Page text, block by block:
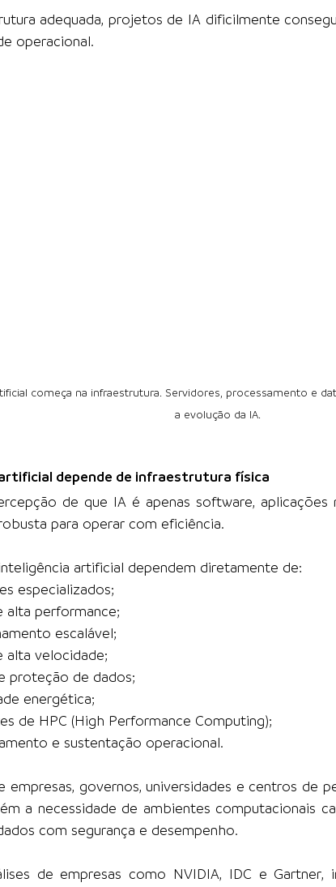
adequada, projetos de IA dificilmente
operacional.
começa na infraestrutura. Servidores, processamento e
a evolução da IA.
depende de infraestrutura física
de que IA é apenas software, aplicações
para operar com eficiência.
artificial dependem diretamente de:
especializados;
alta performance;
escalável;
alta velocidade;
proteção de dados;
energética;
de HPC (High Performance Computing);
e sustentação operacional.
empresas, governos, universidades e centros de
a necessidade de ambientes computacionais
com segurança e desempenho.
de empresas como NVIDIA, IDC e Gartner,